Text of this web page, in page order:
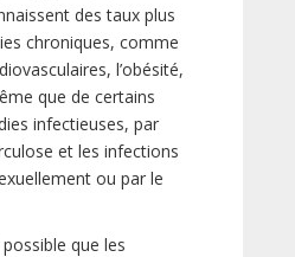
des taux plus
chroniques, comme
l’obésité,
que de certains
infectieuses, par
et les infections
ou par le
que les